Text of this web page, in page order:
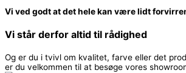
Vi ved godt at det hele kan være lidt
Vi står derfor altid til rådighed
Og er du i tvivl om kvalitet, farve eller det
er du velkommen til at besøge vores